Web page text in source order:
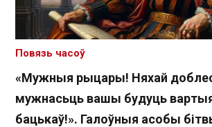
«Мужныя рыцары! Няхай
мужнасьць вашы будуць
бацькаў!». Галоўныя асобы
Повязь часоў